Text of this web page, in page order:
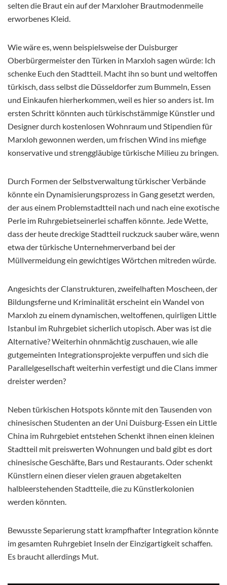
selten die Braut ein auf der Marxloher Brautmodenmeile
erworbenes Kleid.
Wie wäre es, wenn beispielsweise der Duisburger
Oberbürgermeister den Türken in Marxloh sagen würde: Ich
schenke Euch den Stadtteil. Macht ihn so bunt und weltoffen
türkisch, dass selbst die Düsseldorfer zum Bummeln, Essen
und Einkaufen hierherkommen, weil es hier so anders ist. Im
ersten Schritt könnten auch türkischstämmige Künstler und
Designer durch kostenlosen Wohnraum und Stipendien für
Marxloh gewonnen werden, um frischen Wind ins miefige
konservative und strenggläubige türkische Milieu zu bringen.
Durch Formen der Selbstverwaltung türkischer Verbände
könnte ein Dynamisierungsprozess in Gang gesetzt werden,
der aus einem Problemstadtteil nach und nach eine exotische
Perle im Ruhrgebietseinerlei schaffen könnte. Jede Wette,
dass der heute dreckige Stadtteil ruckzuck sauber wäre, wenn
etwa der türkische Unternehmerverband bei der
Müllvermeidung ein gewichtiges Wörtchen mitreden würde.
Angesichts der Clanstrukturen, zweifelhaften Moscheen, der
Bildungsferne und Kriminalität erscheint ein Wandel von
Marxloh zu einem dynamischen, weltoffenen, quirligen Little
Istanbul im Ruhrgebiet sicherlich utopisch. Aber was ist die
Alternative? Weiterhin ohnmächtig zuschauen, wie alle
gutgemeinten Integrationsprojekte verpuffen und sich die
Parallelgesellschaft weiterhin verfestigt und die Clans immer
dreister werden?
Neben türkischen Hotspots könnte mit den Tausenden von
chinesischen Studenten an der Uni Duisburg-Essen ein Little
China im Ruhrgebiet entstehen Schenkt ihnen einen kleinen
Stadtteil mit preiswerten Wohnungen und bald gibt es dort
chinesische Geschäfte, Bars und Restaurants. Oder schenkt
Künstlern einen dieser vielen grauen abgetakelten
halbleerstehenden Stadtteile, die zu Künstlerkolonien
werden könnten.
Bewusste Separierung statt krampfhafter Integration könnte
im gesamten Ruhrgebiet Inseln der Einzigartigkeit schaffen.
Es braucht allerdings Mut.